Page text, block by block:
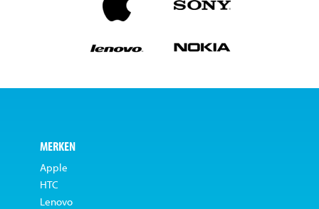
MERKEN
Apple
HTC
Lenovo